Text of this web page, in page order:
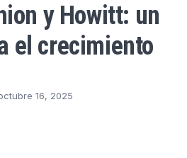
y Howitt: un
el crecimiento
16, 2025